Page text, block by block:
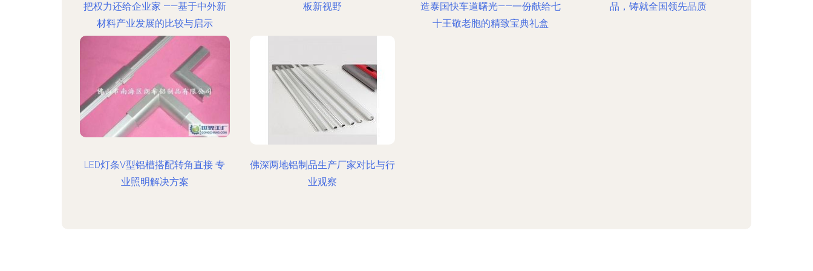
把权力还给企业家 ——基于中外新
材料产业发展的比较与启示
板新视野
造泰国快车道曙光——一份献给七
十王敬老胞的精致宝典礼盒
品，铸就全国领先品质
LED灯条V型铝槽搭配转角直接 专
业照明解决方案
佛深两地铝制品生产厂家对比与行
业观察